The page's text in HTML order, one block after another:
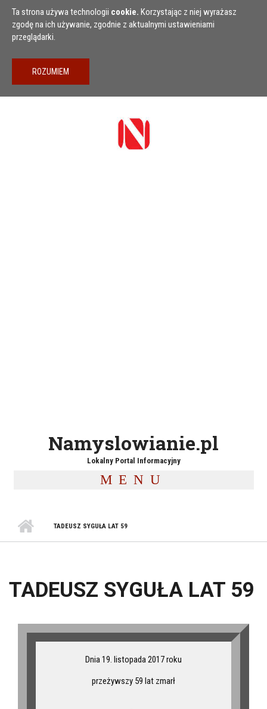
Przejdź do treści
Ta strona używa technologii cookie. Korzystając z niej wyrażasz
zgodę na ich używanie, zgodnie z aktualnymi ustawieniami
przeglądarki.
Namyslowianie.pl
Lokalny Portal Informacyjny
MENU
TADEUSZ SYGUŁA LAT 59
TADEUSZ SYGUŁA LAT 59
Dnia 19. listopada 2017 roku
przeżywszy 59 lat zmarł